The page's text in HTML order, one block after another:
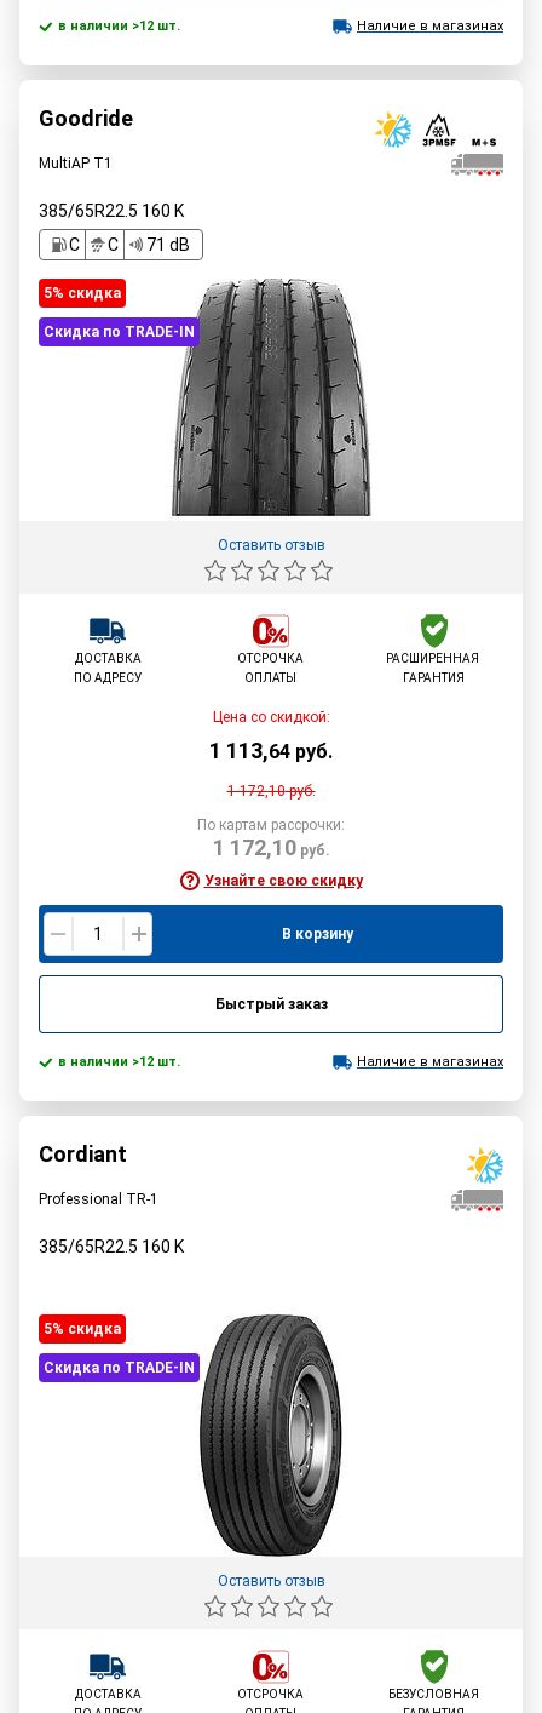
в наличии >12 шт. Наличие в магазинах
Goodride
MultiAP T1
385/65R22.5 160 K
C
C 71 dB
5% cкидка
Скидка по TRADE-IN
Оставить отзыв
ДОСТАВКА
ПО АДРЕСУ
ОТСРОЧКА
ОПЛАТЫ
РАСШИРЕННАЯ
ГАРАНТИЯ
Цена со скидкой:
1 113,64 руб.
1 172,10руб.
По картам рассрочки:
1 172,10руб.
Узнайте свою скидку
В корзину
Быстрый заказ
в наличии >12 шт. Наличие в магазинах
Cordiant
Professional TR-1
385/65R22.5 160 K
5% cкидка
Скидка по TRADE-IN
Оставить отзыв
ДОСТАВКА
ОТСРОЧКА
БЕЗУСЛОВНАЯ